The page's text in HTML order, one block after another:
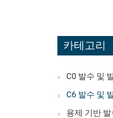
카테고리
C0 발수 및
C6 발수 및
용제 기반 발